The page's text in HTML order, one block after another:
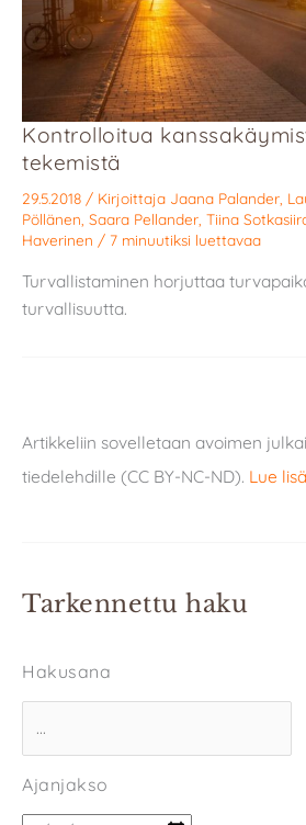
Kontrolloitua
tekemistä
29.5.2018 / Kirjoittaja Jaana Palander
Pöllänen Saara Pellander Tiina
Haverinen / 7 minuutiksi luettavaa
Turvallistaminen horjuttaa
turvallisuutta.
Artikkeliin sovelletaan avoimen
tiedelehdille (CC BY-NC-ND). Lue
Tarkennettu haku
Hakusana
Ajanjakso